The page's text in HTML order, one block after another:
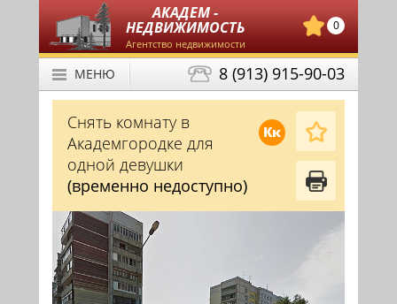
АКАДЕМ -
НЕДВИЖИМОСТЬ
Агентство недвижимости
0
8 (913) 915-90-03
МЕНЮ
Кк
Снять комнату в
Академгородке для
одной девушки
(временно недоступно)